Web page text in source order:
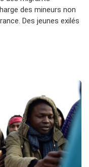
des mineurs non
Des jeunes exilés